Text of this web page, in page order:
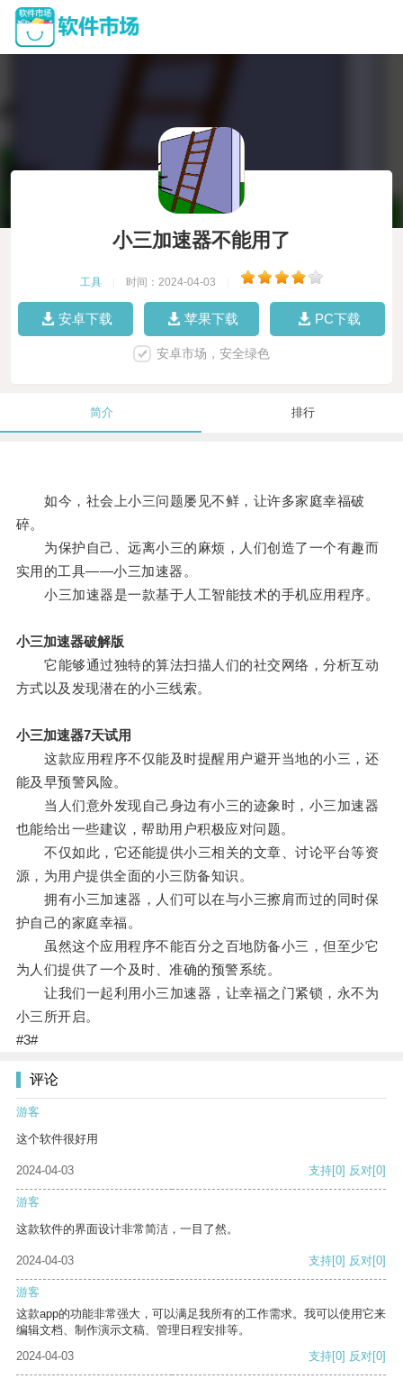
小三加速器不能用了
工具 时间：2024-04-03
安卓下载 苹果下载 PC下载
安卓市场，安全绿色
简介 排行
如今，社会上小三问题屡见不鲜，让许多家庭幸福破
碎。
为保护自己、远离小三的麻烦，人们创造了一个有趣而
实用的工具——小三加速器。
小三加速器是一款基于人工智能技术的手机应用程序。
小三加速器破解版
它能够通过独特的算法扫描人们的社交网络，分析互动
方式以及发现潜在的小三线索。
小三加速器7天试用
这款应用程序不仅能及时提醒用户避开当地的小三，还
能及早预警风险。
当人们意外发现自己身边有小三的迹象时，小三加速器
也能给出一些建议，帮助用户积极应对问题。
不仅如此，它还能提供小三相关的文章、讨论平台等资
源，为用户提供全面的小三防备知识。
拥有小三加速器，人们可以在与小三擦肩而过的同时保
护自己的家庭幸福。
虽然这个应用程序不能百分之百地防备小三，但至少它
为人们提供了一个及时、准确的预警系统。
让我们一起利用小三加速器，让幸福之门紧锁，永不为
小三所开启。
#3#
评论
游客
这个软件很好用
2024-04-03 支持[0] 反对[0]
游客
这款软件的界面设计非常简洁，一目了然。
2024-04-03 支持[0] 反对[0]
游客
这款app的功能非常强大，可以满足我所有的工作需求。我可以使用它来
编辑文档、制作演示文稿、管理日程安排等。
2024-04-03
支持[0] 反对[0]